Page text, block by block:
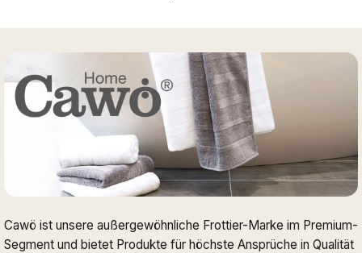
Cawö ist unsere außergewöhnliche Frottier-Marke im Premium-
Segment und bietet Produkte für höchste Ansprüche in Qualität